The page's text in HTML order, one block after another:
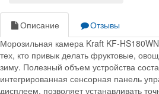
Описание
Отзывы
Морозильная камера Kraft KF-
тех, кто привык делать фруктовые,
зиму. Полезный объем устройства
интегрированная сенсорная панель
дисплеем, позволяет устанавливать